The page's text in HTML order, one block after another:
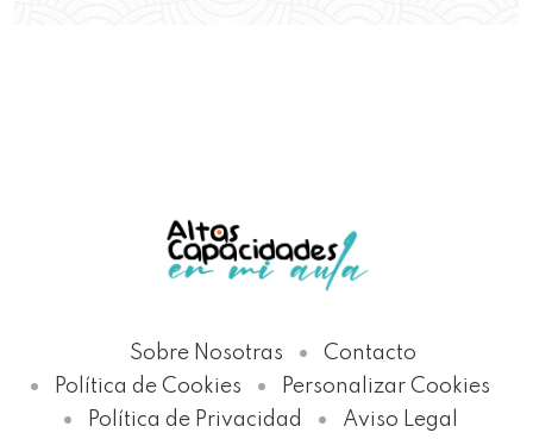
Sobre Nosotras
Contacto
Política de Cookies
Personalizar Cookies
Política de Privacidad
Aviso Legal